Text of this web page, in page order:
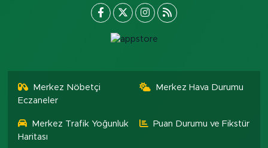
Merkez Nöbetçi
Eczaneler
Merkez Hava Durumu
Merkez Trafik Yoğunluk
Haritası
Puan Durumu ve Fikstür